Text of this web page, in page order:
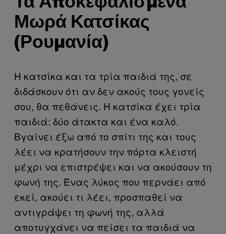
Μωρά Κατσίκας
(Ρουμανία)
Η κατσίκα και τα τρία παιδιά της, σε
διδάσκουν ότι αν δεν ακούς τους γονείς
σου, θα πεθάνεις. Η κατσίκα έχει τρία
παιδιά: δύο άτακτα και ένα καλό.
Βγαίνει έξω από το σπίτι της και τους
λέει να κρατήσουν την πόρτα κλειστή
μέχρι να επιστρέψει και να ακούσουν τη
φωνή της. Ένας λύκος που περνάει από
εκεί, ακούει τι λέει, προσπαθεί να
αντιγράψει τη φωνή της, αλλά
αποτυγχάνει να πείσει τα παιδιά να